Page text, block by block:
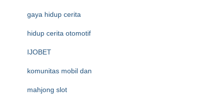
gaya hidup cerita
hidup cerita otomotif
IJOBET
komunitas mobil dan
mahjong slot